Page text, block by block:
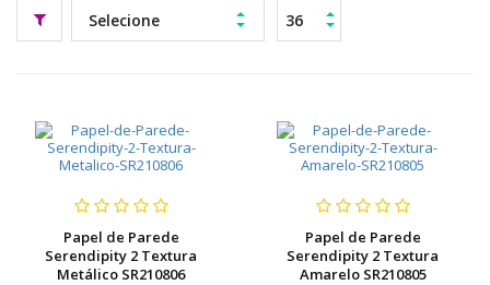
Papel de Parede
Serendipity 2 Textura
Metálico SR210806
Papel de Parede
Serendipity 2 Textura
Amarelo SR210805